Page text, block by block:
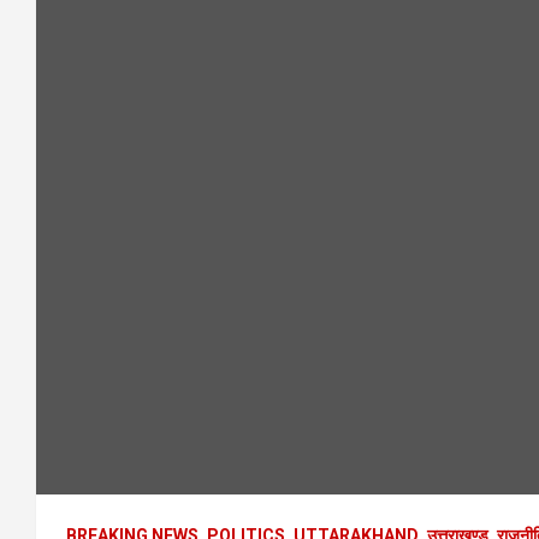
BREAKING NEWS POLITICS UTTARAKHAND उत्तराखण्ड